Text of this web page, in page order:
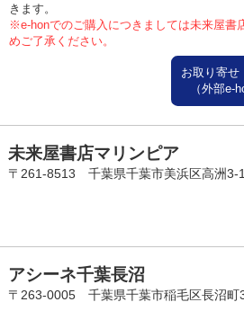
きます。
※e-honでのご購入につきましては未来屋書
めご了承ください。
お取り寄せ
（外部e-
未来屋書店マリンピア
〒261-8513 千葉県千葉市美浜区高洲3-
アシーネ千葉長沼
〒263-0005 千葉県千葉市稲毛区長沼町